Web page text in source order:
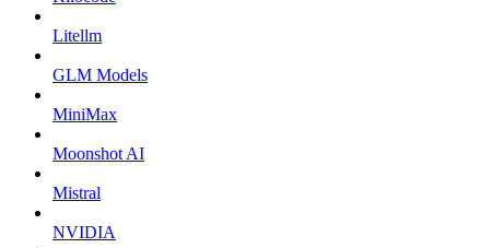
Litellm
GLM Models
MiniMax
Moonshot AI
Mistral
NVIDIA